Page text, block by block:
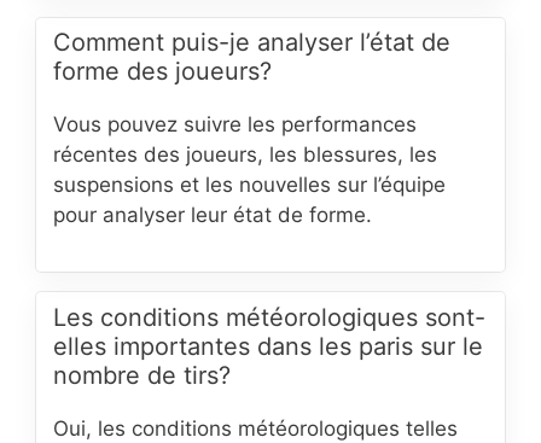
Comment puis-je analyser l’état de
forme des joueurs?
Vous pouvez suivre les performances
récentes des joueurs, les blessures, les
suspensions et les nouvelles sur l’équipe
pour analyser leur état de forme.
Les conditions météorologiques sont-
elles importantes dans les paris sur le
nombre de tirs?
Oui, les conditions météorologiques telles